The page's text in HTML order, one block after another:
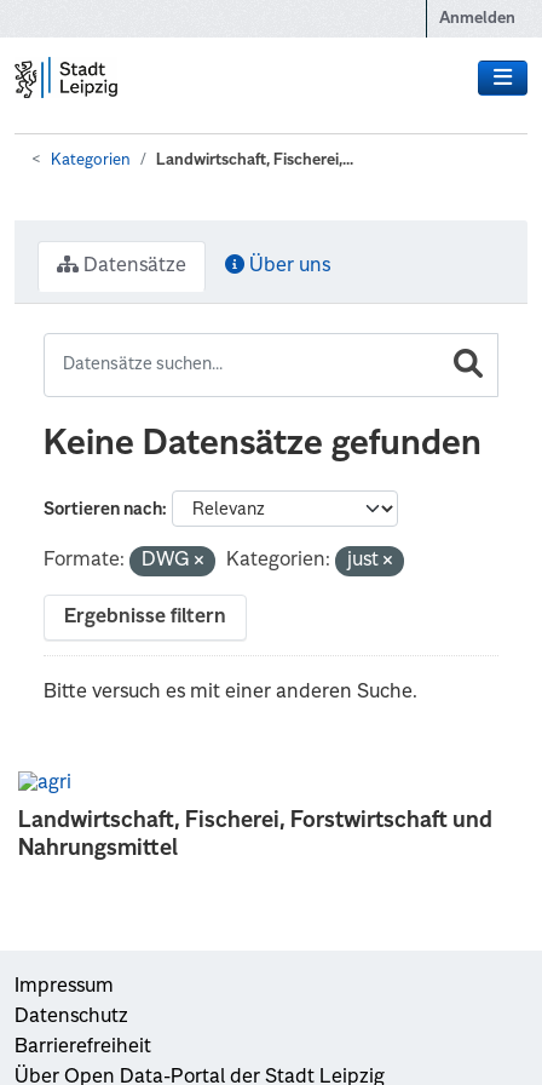
Anmelden
Kategorien Landwirtschaft, Fischerei,...
Landwirtschaft, Fischerei, Forstwirtschaft und
Nahrungsmittel
Datensätze Über uns
Keine Datensätze gefunden
Sortieren nach
Formate: DWG Kategorien: just
Ergebnisse filtern
Bitte versuch es mit einer anderen Suche.
Impressum
Datenschutz
Barrierefreiheit
Über Open Data-Portal der Stadt Leipzig